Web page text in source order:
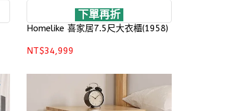
下單再折
Homelike 喜家居7.5尺大衣櫃(1958)
NT$34,999